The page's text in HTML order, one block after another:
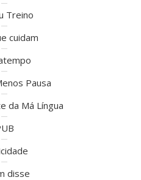
Treino
cuidam
Pausa
da Má Língua
disse